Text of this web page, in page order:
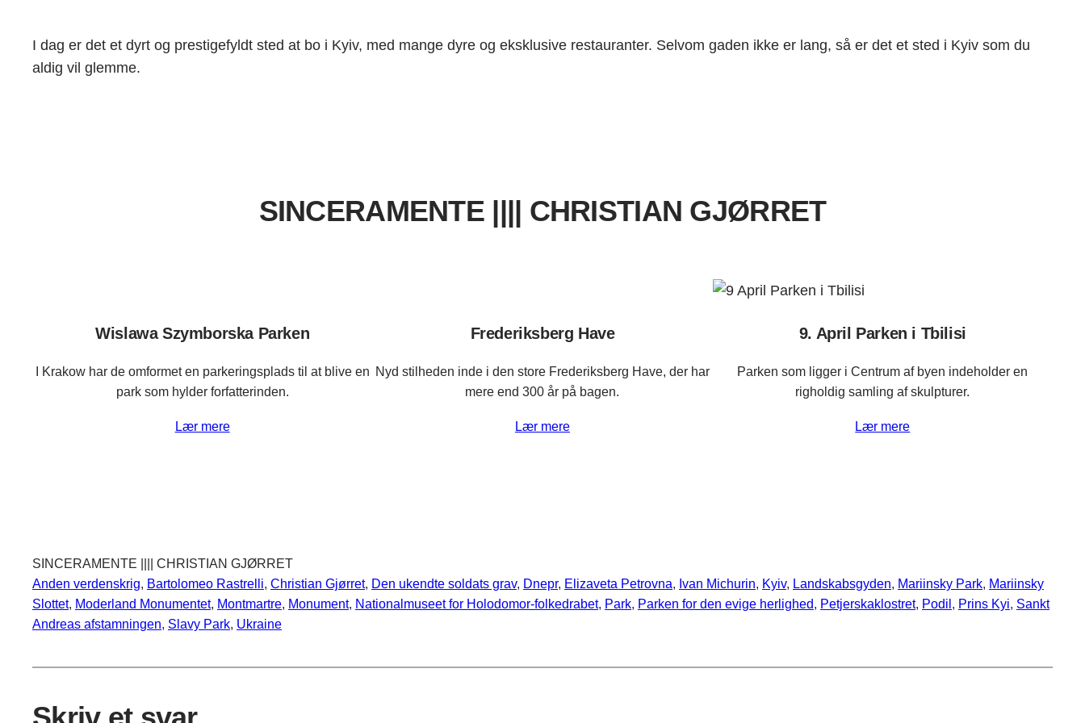
I dag er det et dyrt og prestigefyldt sted at bo i Kyiv, med mange dyre og eksklusive restauranter. Selvom gaden ikke er lang, så er det et sted i Kyiv som du
aldig vil glemme.
SINCERAMENTE |||| CHRISTIAN GJØRRET
Wislawa Szymborska Parken
I Krakow har de omformet en parkeringsplads til at blive en
park som hylder forfatterinden.
Lær mere
Frederiksberg Have
Nyd stilheden inde i den store Frederiksberg Have, der har
mere end 300 år på bagen.
Lær mere
9. April Parken i Tbilisi
Parken som ligger i Centrum af byen indeholder en
righoldig samling af skulpturer.
Lær mere
SINCERAMENTE |||| CHRISTIAN GJØRRET
Anden verdenskrig, Bartolomeo Rastrelli, Christian Gjørret, Den ukendte soldats grav, Dnepr, Elizaveta Petrovna, Ivan Michurin, Kyiv, Landskabsgyden, Mariinsky Park, Mariinsky
Slottet, Moderland Monumentet, Montmartre, Monument, Nationalmuseet for Holodomor-folkedrabet, Park, Parken for den evige herlighed, Petjerskaklostret, Podil , Prins Kyi, Sankt
Andreas afstamningen, Slavy Park, Ukraine